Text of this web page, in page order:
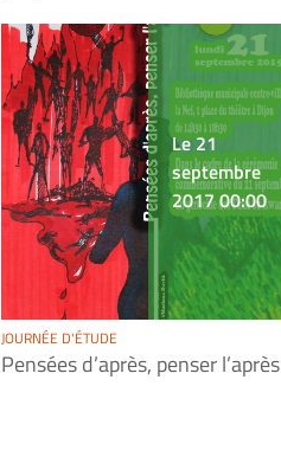
Le 21
septembre
2017 00:00
JOURNÉE D'ÉTUDE
Pensées d’après, penser l’après